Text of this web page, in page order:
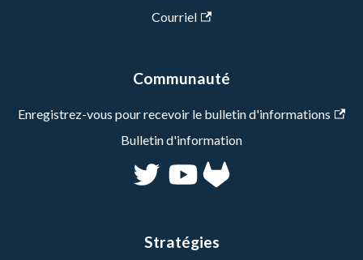
Courriel
Communauté
Enregistrez-vous pour recevoir le bulletin d'informations
Bulletin d'information
Stratégies